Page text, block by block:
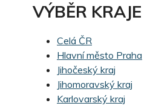
VÝBĚR KRAJE
Celá ČR
Hlavní město Praha
Jihočeský kraj
Jihomoravský kraj
Karlovarský kraj